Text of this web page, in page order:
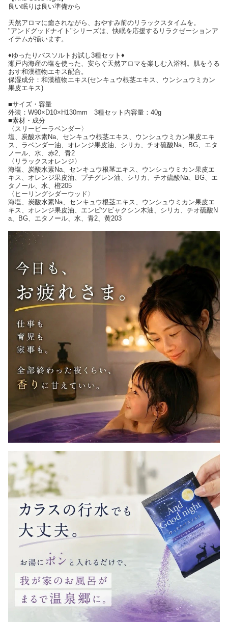
良い眠りは良い準備から
天然アロマに癒されながら、おやすみ前のリラックスタイムを。
"アンドグッドナイト"シリーズは、快眠を応援するリラクゼーションア
イテムが揃います。
♦ゆったりバスソルトお試し3種セット♦
瀬戸内海産の塩を使った、安らぐ天然アロマを楽しむ入浴料。肌をうる
おす和漢植物エキス配合。
保湿成分：和漢植物エキス(センキュウ根茎エキス、ウンシュウミカン
果皮エキス)
■サイズ・容量
外装：W90×D10×H130mm 3種セット内容量：40g
■素材・成分
〈スリーピーラベンダー〉
塩、炭酸水素Na、センキュウ根茎エキス、ウンシュウミカン果皮エキ
ス、ラベンダー油、オレンジ果皮油、シリカ、チオ硫酸Na、BG、エタ
ノール、水、赤2、青2
〈リラックスオレンジ〉
海塩、炭酸水素Na、センキュウ根茎エキス、ウンシュウミカン果皮エ
キス、オレンジ果皮油、プチグレン油、シリカ、チオ硫酸Na、BG、エ
タノール、水、橙205
〈ヒーリングシダーウッド〉
海塩、炭酸水素Na、センキュウ根茎エキス、ウンシュウミカン果皮エ
キス、オレンジ果皮油、エンピツビャクシン木油、シリカ、チオ硫酸N
a、BG、エタノール、水、青2、黄203